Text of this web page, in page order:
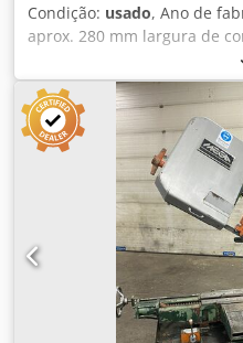
Condição: usado, Ano de
aprox. 280 mm largura de
(comprimento/largura/
necessário Marca
1982 Máquina nº 0128
mm altura de corte aprox.
largura de corte aprox. 280
medidor de esquadria
x 700 mm x 1400 mm Local
Gerolzhofen, carregado
no estado atual conforme
garantia